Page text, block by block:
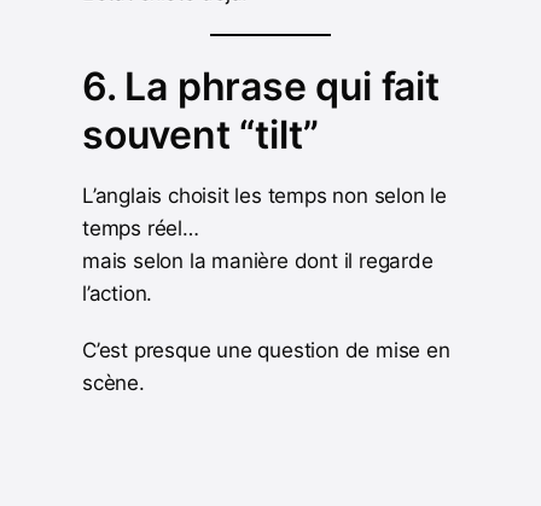
6. La phrase qui fait
souvent “tilt”
L’anglais choisit les temps non selon le
temps réel…
mais selon la manière dont il regarde
l’action.
C’est presque une question de mise en
scène.